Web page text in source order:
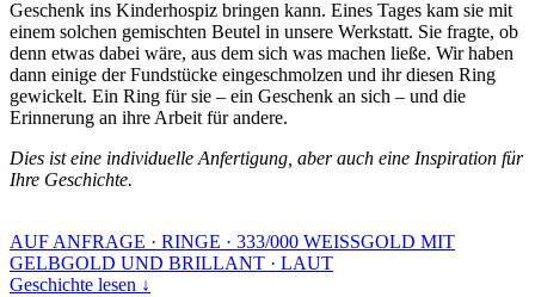
Geschenk ins Kinderhospiz bringen kann. Eines Tages kam sie mit
einem solchen gemischten Beutel in unsere Werkstatt. Sie fragte, ob
denn etwas dabei wäre, aus dem sich was machen ließe. Wir haben
dann einige der Fundstücke eingeschmolzen und ihr diesen Ring
gewickelt. Ein Ring für sie – ein Geschenk an sich – und die
Erinnerung an ihre Arbeit für andere.
Dies ist eine individuelle Anfertigung, aber auch eine Inspiration für
Ihre Geschichte.
AUF ANFRAGE · RINGE · 333/000 WEISSGOLD MIT
GELBGOLD UND BRILLANT · LAUT
Geschichte lesen ↓